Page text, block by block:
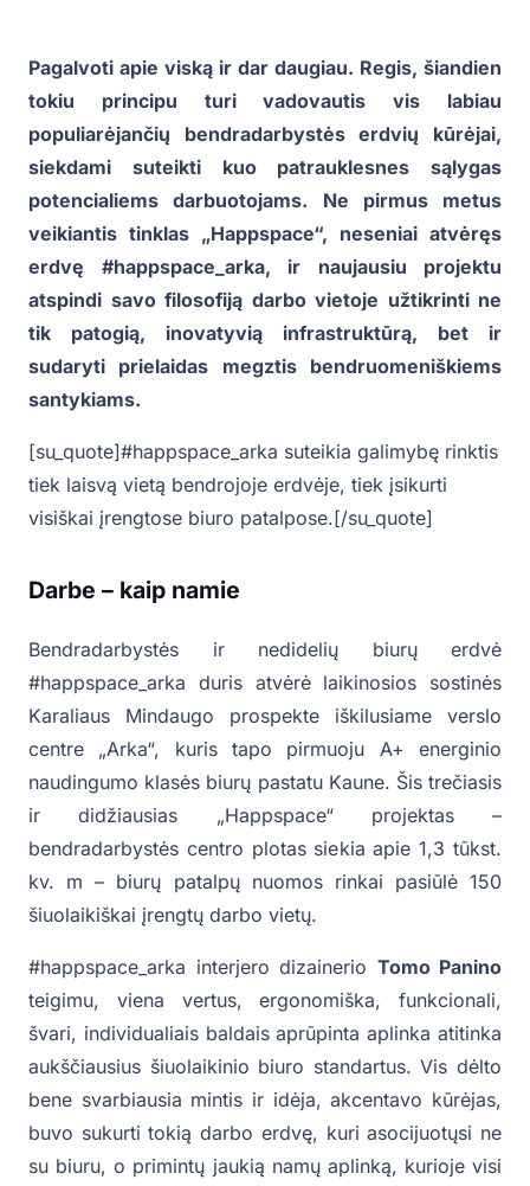
Pagalvoti apie viską ir dar daugiau. Regis, šiandien
tokiu principu turi vadovautis vis labiau
populiarėjančių bendradarbystės erdvių kūrėjai,
siekdami suteikti kuo patrauklesnes sąlygas
potencialiems darbuotojams. Ne pirmus metus
veikiantis tinklas „Happspace“, neseniai atvėręs
erdvę #happspace_arka, ir naujausiu projektu
atspindi savo filosofiją darbo vietoje užtikrinti ne
tik patogią, inovatyvią infrastruktūrą, bet ir
sudaryti prielaidas megztis bendruomeniškiems
santykiams.
[su_quote]#happspace_arka suteikia galimybę rinktis
tiek laisvą vietą bendrojoje erdvėje, tiek įsikurti
visiškai įrengtose biuro patalpose.[/su_quote]
Darbe – kaip namie
Bendradarbystės ir nedidelių biurų erdvė
#happspace_arka duris atvėrė laikinosios sostinės
Karaliaus Mindaugo prospekte iškilusiame verslo
centre „Arka“, kuris tapo pirmuoju A+ energinio
naudingumo klasės biurų pastatu Kaune. Šis trečiasis
ir didžiausias „Happspace“ projektas –
bendradarbystės centro plotas siekia apie 1,3 tūkst.
kv. m – biurų patalpų nuomos rinkai pasiūlė 150
šiuolaikiškai įrengtų darbo vietų.
#happspace_arka interjero dizainerio Tomo Panino
teigimu, viena vertus, ergonomiška, funkcionali,
švari, individualiais baldais aprūpinta aplinka atitinka
aukščiausius šiuolaikinio biuro standartus. Vis dėlto
bene svarbiausia mintis ir idėja, akcentavo kūrėjas,
buvo sukurti tokią darbo erdvę, kuri asocijuotųsi ne
su biuru, o primintų jaukią namų aplinką, kurioje visi